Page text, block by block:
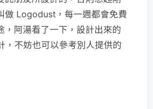
做 Logodust，每一週都會免費
阿湯看了一下，設計出來的
，不妨也可以參考別人提供的